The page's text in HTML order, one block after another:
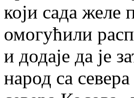
који сада желе
омогућили
и додаје да је
народ са